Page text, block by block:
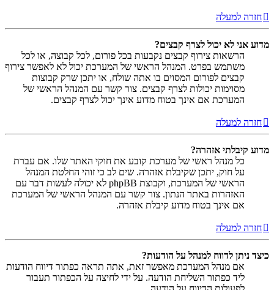
חזרה למעלה
מדוע אני לא יכול לצרף קבצים?
הרשאות צירוף קבצים נקבעות בכל פורום, לכל קבוצה, או לכל
משתמש בפרט. המנהל הראשי של המערכת יכול לא לאפשר צירוף
קבצים לפורום המסוים בו אתה שולח, או יתכן שרק קבוצות
מסוימות יכולות לצרף קבצים. צור קשר עם המנהל הראשי של
המערכת אם אינך בטוח מדוע אינך יכול לצרף קבצים.
חזרה למעלה
מדוע קיבלתי אזהרה?
כל מנהל ראשי של מערכת קובע את חוקי האתר שלו. אם עברת
על חוק, יתכן שקיבלת אזהרה. שים לב כי זוהי החלטת המנהל
הראשי של המערכת, וקבוצת phpBB לא יכולה לעשות דבר עם
האזהרות באתר הנתון. צור קשר עם המנהל הראשי של המערכת
אם אינך בטוח מדוע קיבלת אזהרה.
חזרה למעלה
כיצד ניתן לדווח למנהל על הודעות?
אם מנהל המערכת מאפשר זאת, אתה תראה כפתור דיווח הודעות
ליד כפתור השליחת הודעה. על ידי לחיצה על הכפתור תעבור